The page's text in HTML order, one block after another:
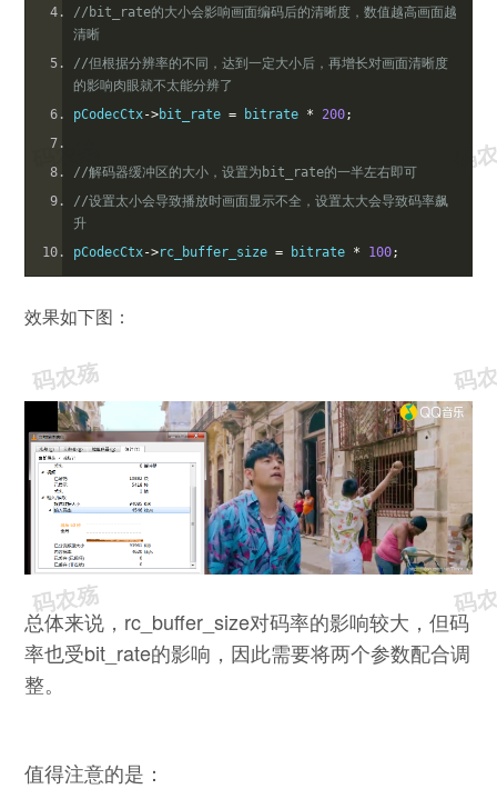
//bit_rate的大小会影响画面编码后的清晰度，数值越高画面越
清晰
//但根据分辨率的不同，达到一定大小后，再增长对画面清晰度
的影响肉眼就不太能分辨了
pCodecCtx->bit_rate = bitrate * 200;
//解码器缓冲区的大小，设置为bit_rate的一半左右即可
//设置太小会导致播放时画面显示不全，设置太大会导致码率飙
升
pCodecCtx->rc_buffer_size = bitrate * 100;
效果如下图：
总体来说，rc_buffer_size对码率的影响较大，但码
率也受bit_rate的影响，因此需要将两个参数配合调
整。
值得注意的是：